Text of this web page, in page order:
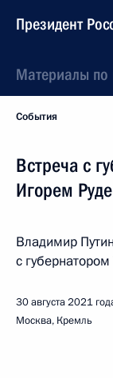
Президент
Материалы по
События
Встреча с
Игорем
Владимир
с
30 августа 2021
Москва, Кремль